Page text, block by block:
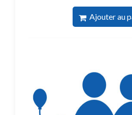
Ajouter au